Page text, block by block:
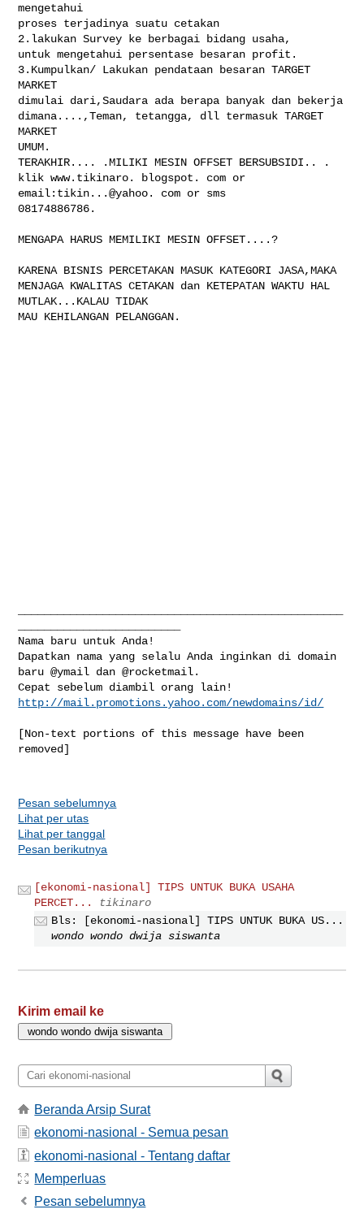
mengetahui
proses terjadinya suatu cetakan
2.lakukan Survey ke berbagai bidang usaha,
untuk mengetahui persentase besaran profit.
3.Kumpulkan/ Lakukan pendataan besaran TARGET
MARKET
dimulai dari,Saudara ada berapa banyak dan bekerja
dimana....,Teman, tetangga, dll termasuk TARGET
MARKET
UMUM.
TERAKHIR.... .MILIKI MESIN OFFSET BERSUBSIDI.. .
klik www.tikinaro. blogspot. com or
email:tikin...@yahoo. com or sms
08174886786.
MENGAPA HARUS MEMILIKI MESIN OFFSET....?
KARENA BISNIS PERCETAKAN MASUK KATEGORI JASA,MAKA
MENJAGA KWALITAS CETAKAN dan KETEPATAN WAKTU HAL
MUTLAK...KALAU TIDAK
MAU KEHILANGAN PELANGGAN.
Nama baru untuk Anda!
Dapatkan nama yang selalu Anda inginkan di domain
baru @ymail dan @rocketmail.
http://mail.promotions.yahoo.com/newdomains/id/
[Non-text portions of this message have been
removed]
Pesan sebelumnya
Lihat per utas
Lihat per tanggal
Pesan berikutnya
[ekonomi-nasional] TIPS UNTUK BUKA USAHA
PERCET...
tikinaro
Bls: [ekonomi-nasional] TIPS UNTUK BUKA US...
wondo wondo dwija siswanta
Kirim email ke
Beranda Arsip Surat
ekonomi-nasional - Semua pesan
ekonomi-nasional - Tentang daftar
Memperluas
Pesan sebelumnya